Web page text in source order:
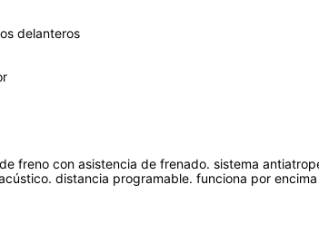
delanteros
freno con asistencia de frenado. sistema
distancia programable. funciona por